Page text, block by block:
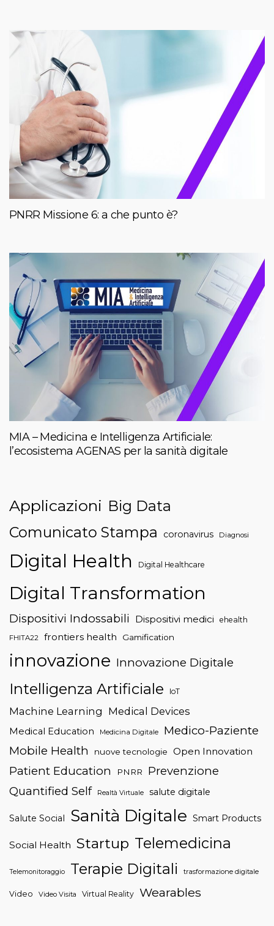
PNRR Missione 6: a che punto è?
MIA – Medicina e Intelligenza Artificiale:
l’ecosistema AGENAS per la sanità digitale
Applicazioni Big Data
Comunicato Stampa
coronavirus Diagnosi
Digital Health Digital Healthcare
Digital Transformation
Dispositivi Indossabili Dispositivi medici ehealth
FHITA22 frontiers health Gamification
innovazione Innovazione Digitale
Intelligenza Artificiale IoT
Machine Learning Medical Devices
Medical Education Medicina Digitale
Medico-Paziente
Mobile Health
nuove tecnologie Open Innovation
Patient Education PNRR
Prevenzione
Quantified Self
Realtà Virtuale salute digitale
Salute Social Sanità Digitale Smart Products
Social Health Startup Telemedicina
Telemonitoraggio Terapie Digitali trasformazione digitale
Video Video Visita Virtual Reality Wearables